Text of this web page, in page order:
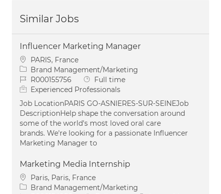
Similar Jobs
Influencer Marketing Manager
Location
PARIS, France
Category
Brand Management/Marketing
Job IdR000155756 Job Type
Full time
Experienced Professionals
Job LocationPARIS GO-ASNIERES-SUR-SEINEJob
DescriptionHelp shape the conversation around
some of the world's most loved oral care
brands. We're looking for a passionate Influencer
Marketing Manager to
Marketing Media Internship
Location
Paris, Paris, France
Category
Brand Management/Marketing